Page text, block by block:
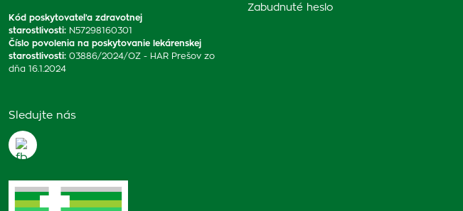
Kód poskytovateľa zdravotnej
starostlivosti: N57298160301
Číslo povolenia na poskytovanie lekárenskej
starostlivosti: 03886/2024/OZ - HAR Prešov zo
dňa 16.1.2024
Sledujte nás
Zabudnuté heslo